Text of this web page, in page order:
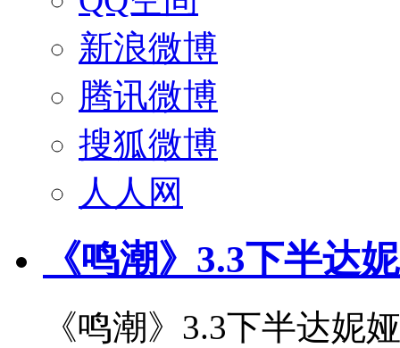
新浪微博
腾讯微博
搜狐微博
人人网
《鸣潮》3.3下半达
《鸣潮》3.3下半达妮